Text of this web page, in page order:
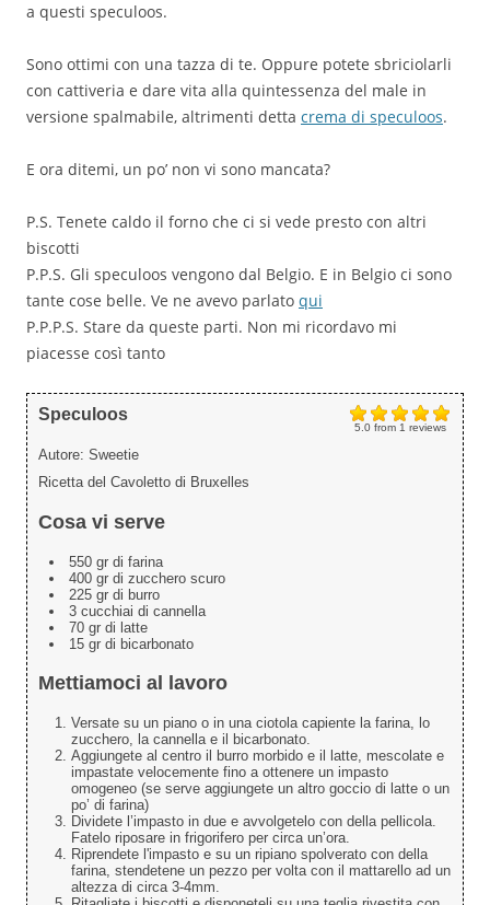
a questi speculoos.
Sono ottimi con una tazza di te. Oppure potete sbriciolarli
con cattiveria e dare vita alla quintessenza del male in
versione spalmabile, altrimenti detta crema di speculoos.
E ora ditemi, un po’ non vi sono mancata?
P.S. Tenete caldo il forno che ci si vede presto con altri
biscotti
P.P.S. Gli speculoos vengono dal Belgio. E in Belgio ci sono
tante cose belle. Ve ne avevo parlato qui
P.P.P.S. Stare da queste parti. Non mi ricordavo mi
piacesse così tanto
5.0from 1 reviews
Speculoos
Autore: Sweetie
Ricetta del Cavoletto di Bruxelles
Cosa vi serve
550 gr di farina
400 gr di zucchero scuro
225 gr di burro
3 cucchiai di cannella
70 gr di latte
15 gr di bicarbonato
Mettiamoci al lavoro
Versate su un piano o in una ciotola capiente la farina, lo
zucchero, la cannella e il bicarbonato.
Aggiungete al centro il burro morbido e il latte, mescolate e
impastate velocemente fino a ottenere un impasto
omogeneo (se serve aggiungete un altro goccio di latte o un
po’ di farina)
Dividete l’impasto in due e avvolgetelo con della pellicola.
Fatelo riposare in frigorifero per circa un’ora.
Riprendete l'impasto e su un ripiano spolverato con della
farina, stendetene un pezzo per volta con il mattarello ad un
altezza di circa 3-4mm.